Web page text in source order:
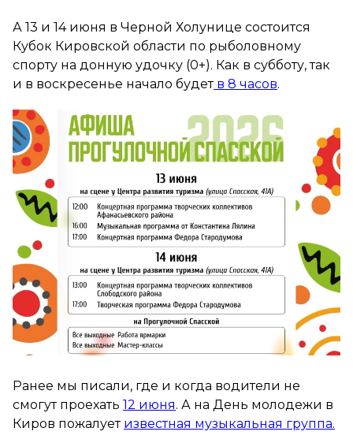
А 13 и 14 июня в Черной Холунице состоится
Кубок Кировской области по рыболовному
спорту на донную удочку (0+). Как в субботу, так
и в воскресенье начало будетв 8 часов.
Ранее мы писали, где и когда водители не
смогут проехать 12 июня. А на День молодежи в
Киров пожалует известная музыкальная группа.